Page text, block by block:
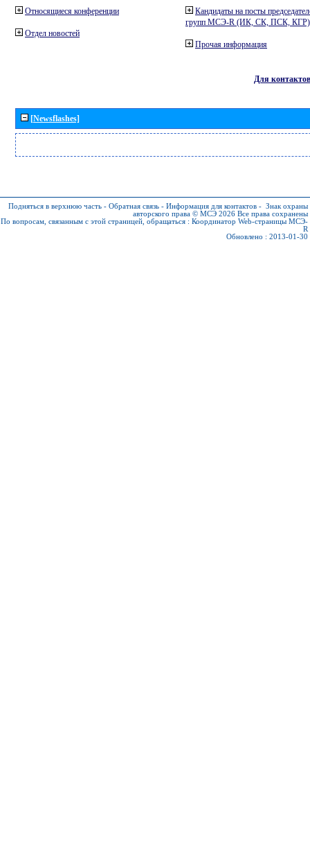
Относящиеся конференции
Отдел новостей
Кандидаты на посты
групп МСЭ-R (ИК, СК, ПСК, КГР)
Прочая информация
Для контактов
[Newsflashes]
Подняться в верхнюю часть - Обратная связь - Информация для контактов - Знак охраны
авторского права © МСЭ 2026 Все права сохранены
По вопросам, связанным с этой страницей, обращаться : Координатор Web-страницы МСЭ-
R
Обновлено : 2013-01-30